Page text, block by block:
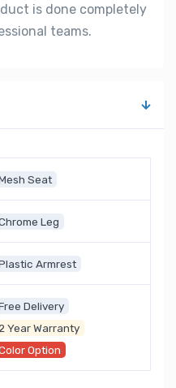
is done completely
teams.
Seat
Leg
Armrest
Delivery
2 Year Warranty
Option